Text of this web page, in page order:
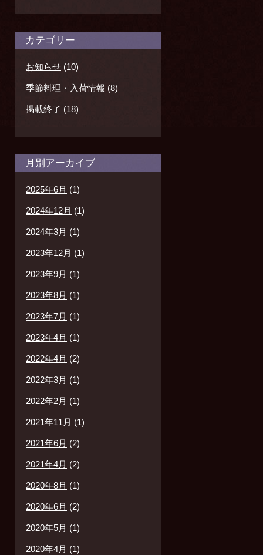
カテゴリー
お知らせ (10)
季節料理・入荷情報 (8)
掲載終了 (18)
月別アーカイブ
2025年6月 (1)
2024年12月 (1)
2024年3月 (1)
2023年12月 (1)
2023年9月 (1)
2023年8月 (1)
2023年7月 (1)
2023年4月 (1)
2022年4月 (2)
2022年3月 (1)
2022年2月 (1)
2021年11月 (1)
2021年6月 (2)
2021年4月 (2)
2020年8月 (1)
2020年6月 (2)
2020年5月 (1)
2020年4月 (1)